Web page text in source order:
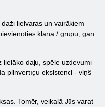
lielvaras un vairākiem
klana / grupu, gan
lielāko daļu, spēle uzdevumi
pilnvērtīgu eksistenci - viņš
Tomēr, veikalā Jūs varat